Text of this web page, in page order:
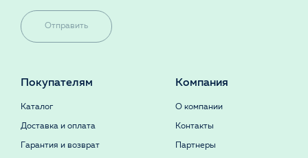
Отправить
Покупателям
Каталог
Доставка и оплата
Гарантия и возврат
Компания
О компании
Контакты
Партнеры